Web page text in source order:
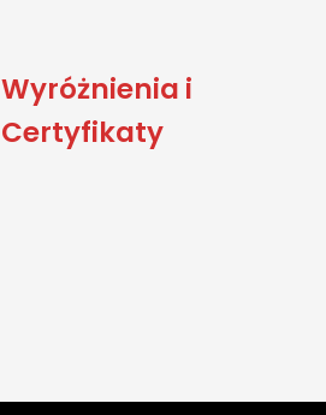
Wyróżnienia i
Certyfikaty